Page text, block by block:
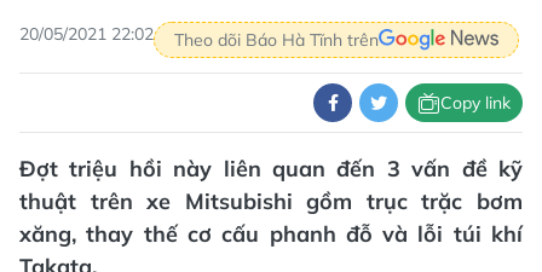
20/05/2021 22:02 Theo dõi Báo Hà Tĩnh trên
Copy link
Đợt triệu hồi này liên quan đến 3 vấn đề kỹ
thuật trên xe Mitsubishi gồm trục trặc bơm
xăng, thay thế cơ cấu phanh đỗ và lỗi túi khí